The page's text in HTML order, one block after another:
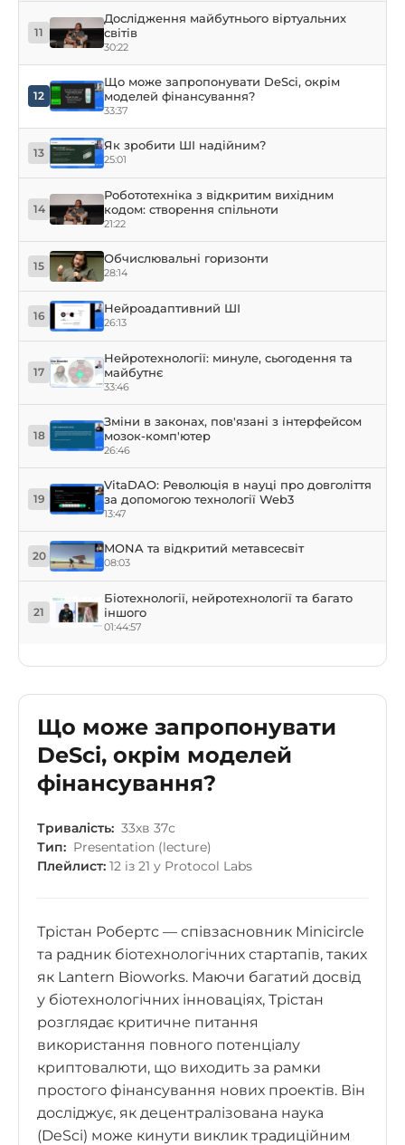
Що може запропонувати
DeSci, окрім моделей
фінансування?
Тривалість: 33хв 37с
Тип: Presentation (lecture)
Плейлист: 12 із 21 у Protocol Labs
Трістан Робертс — співзасновник Minicircle
та радник біотехнологічних стартапів, таких
як Lantern Bioworks. Маючи багатий досвід
у біотехнологічних інноваціях, Трістан
розглядає критичне питання
використання повного потенціалу
криптовалюти, що виходить за рамки
простого фінансування нових проектів. Він
досліджує, як децентралізована наука
(DeSci) може кинути виклик традиційним
11
Дослідження майбутнього віртуальних
світів
30:22
12
Що може запропонувати DeSci, окрім
моделей фінансування?
33:37
13 Як зробити ШІ надійним?
25:01
14
Робототехніка з відкритим вихідним
кодом: створення спільноти
21:22
15 Обчислювальні горизонти
28:14
16 Нейроадаптивний ШІ
26:13
17
Нейротехнології: минуле, сьогодення та
майбутнє
33:46
18
Зміни в законах, пов'язані з інтерфейсом
мозок-комп'ютер
26:46
19
VitaDAO: Революція в науці про довголіття
за допомогою технології Web3
13:47
20 MONA та відкритий метавсесвіт
08:03
21
Біотехнології, нейротехнології та багато
іншого
01:44:57